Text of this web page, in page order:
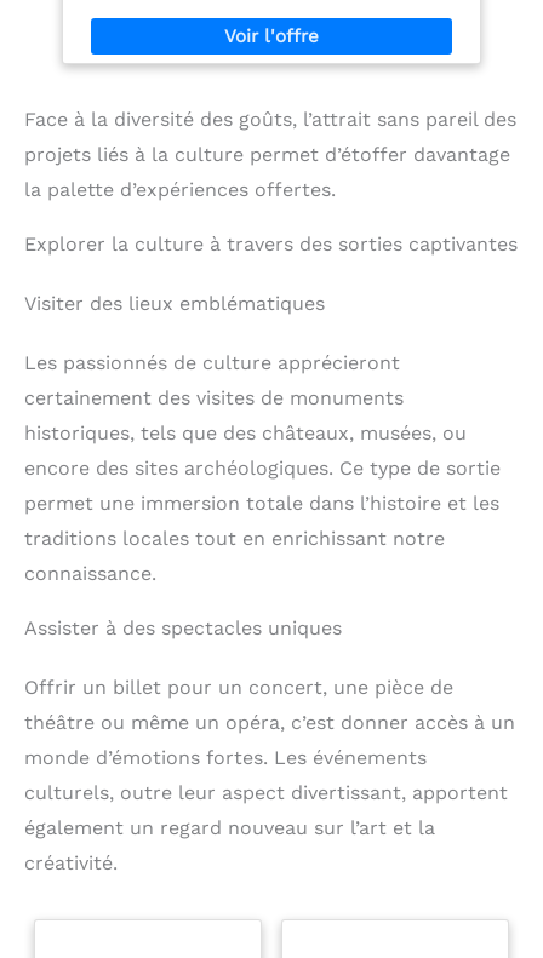
POUR EN PROFITER : Valable 3 ans et 3 mois.
Échange et prolongation illimités. Le luxe de
les coups. Anniversaire, mariage, fête… visez juste à
Entreprise française n°1 du coffret cadeau avec 93
% de clients conquis. Offrez en toute sérénité.
Face à la diversité des goûts, l’attrait sans pareil des
projets liés à la culture permet d’étoffer davantage
la palette d’expériences offertes.
Explorer la culture à travers des sorties captivantes
Visiter des lieux emblématiques
Les passionnés de culture apprécieront
certainement des visites de monuments
historiques, tels que des châteaux, musées, ou
encore des sites archéologiques. Ce type de sortie
permet une immersion totale dans l’histoire et les
traditions locales tout en enrichissant notre
connaissance.
Assister à des spectacles uniques
Offrir un billet pour un concert, une pièce de
théâtre ou même un opéra, c’est donner accès à un
monde d’émotions fortes. Les événements
culturels, outre leur aspect divertissant, apportent
également un regard nouveau sur l’art et la
créativité.